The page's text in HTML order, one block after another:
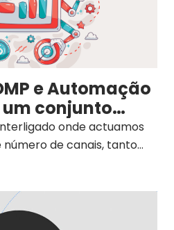
e Automação
conjunto
onde actuamos
de canais, tanto